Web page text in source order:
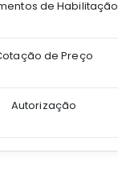
de Habilitação
de Preço
Autorização